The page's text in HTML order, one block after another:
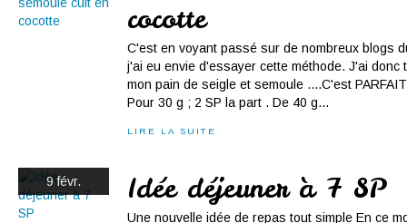
cocotte
C'est en voyant passé sur de nombreux blogs
j'ai eu envie d'essayer cette méthode. J'ai donc
mon pain de seigle et semoule ....C'est
Pour 30 g ; 2 SP la part . De 40 g...
LIRE LA SUITE
9 févr. Idée déjeuner à 7 SP
Une nouvelle idée de repas tout simple En ce